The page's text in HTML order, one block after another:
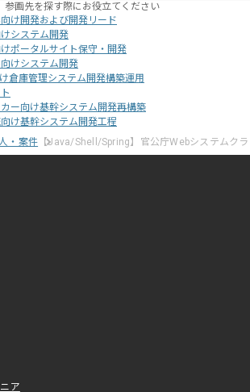
参画先を探す際にお役立てください
け開発および開発リード
システム開発
けポータルサイト保守・開発
けシステム開発
倉庫管理システム開発構築運用
カー向け基幹システム開発再構築
け基幹システム開発工程
・案件 【Java/Shell/Spring】官公庁Webシステムク
ア